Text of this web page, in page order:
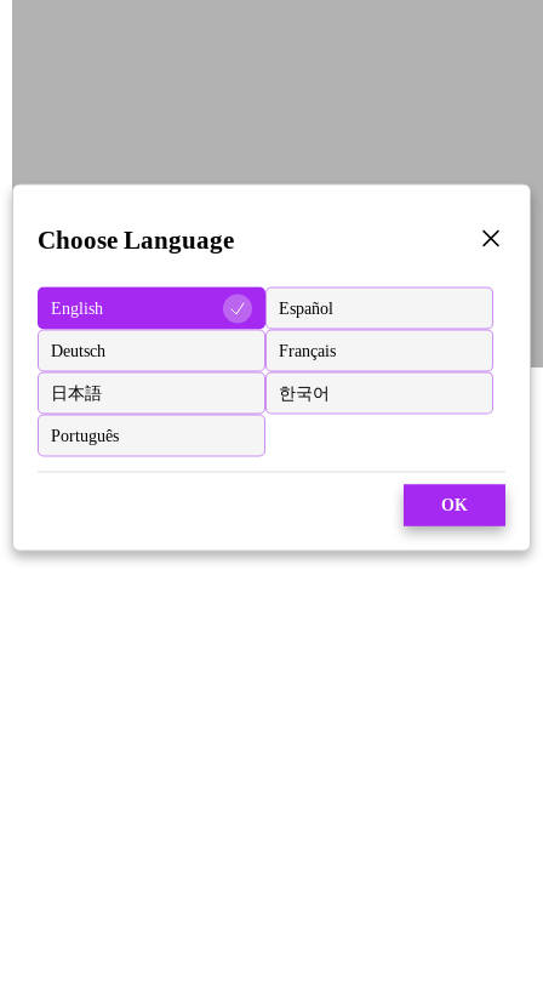
Choose Language
English Español
Deutsch Français
日本語 한국어
Português
OK